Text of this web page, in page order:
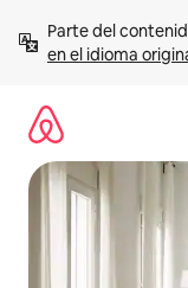
contenido
Parte del
en el idioma